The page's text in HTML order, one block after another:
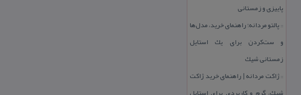
پاییزی و زمستانی
:: پالتو مردانه؛ راهنمای خرید، مدل‌ها
و ست‌كردن برای یك استایل
زمستانی شیك
::ژاكت مردانه | راهنمای خرید ژاكت